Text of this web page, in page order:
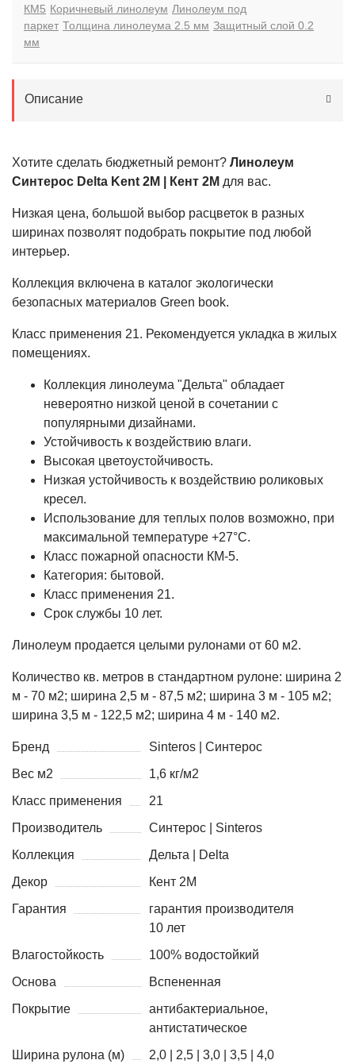
КМ5 Коричневый линолеум Линолеум под
паркет Толщина линолеума 2.5 мм Защитный слой 0.2
мм
Описание
Хотите сделать бюджетный ремонт? Линолеум
Синтерос Delta Kent 2M | Кент 2М для вас.
Низкая цена, большой выбор расцветок в разных
ширинах позволят подобрать покрытие под любой
интерьер.
Коллекция включена в каталог экологически
безопасных материалов Green book.
Класс применения 21. Рекомендуется укладка в жилых
помещениях.
Коллекция линолеума "Дельта" обладает
невероятно низкой ценой в сочетании с
популярными дизайнами.
Устойчивость к воздействию влаги.
Высокая цветоустойчивость.
Низкая устойчивость к воздействию роликовых
кресел.
Использование для теплых полов возможно, при
максимальной температуре +27°С.
Класс пожарной опасности КМ-5.
Категория: бытовой.
Класс применения 21.
Срок службы 10 лет.
Линолеум продается целыми рулонами от 60 м2.
Количество кв. метров в стандартном рулоне: ширина 2
м - 70 м2; ширина 2,5 м - 87,5 м2; ширина 3 м - 105 м2;
ширина 3,5 м - 122,5 м2; ширина 4 м - 140 м2.
Бренд
Sinteros | Синтерос
Вес м2
1,6 кг/м2
Класс применения
21
Производитель
Синтерос | Sinteros
Коллекция
Дельта | Delta
Декор
Кент 2М
Гарантия
гарантия производителя
10 лет
Влагостойкость
100% водостойкий
Основа
Вспененная
Покрытие
антибактериальное,
антистатическое
Ширина рулона (м)
2,0 | 2,5 | 3,0 | 3,5 | 4,0